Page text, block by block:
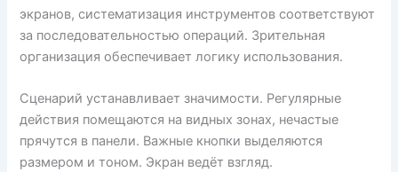
экранов, систематизация инструментов соответствуют
за последовательностью операций. Зрительная
организация обеспечивает логику использования.
Сценарий устанавливает значимости. Регулярные
действия помещаются на видных зонах, нечастые
прячутся в панели. Важные кнопки выделяются
размером и тоном. Экран ведёт взгляд.